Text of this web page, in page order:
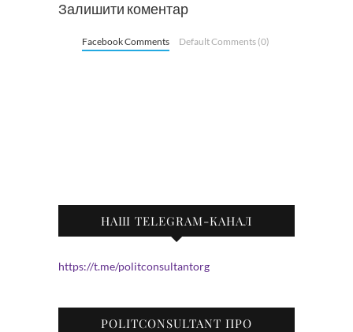
Залишити коментар
Facebook Comments Default Comments (0)
НАШ TELEGRAM-КАНАЛ
https://t.me/politconsultantorg
POLITCONSULTANT ПРО